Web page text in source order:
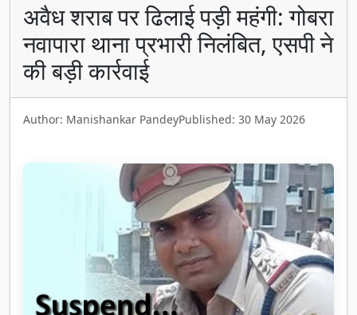
अवैध शराब पर ढिलाई पड़ी महंगी: गोबरा
नवापारा थाना प्रभारी निलंबित, एसपी ने
की बड़ी कार्रवाई
Author: Manishankar PandeyPublished: 30 May 2026